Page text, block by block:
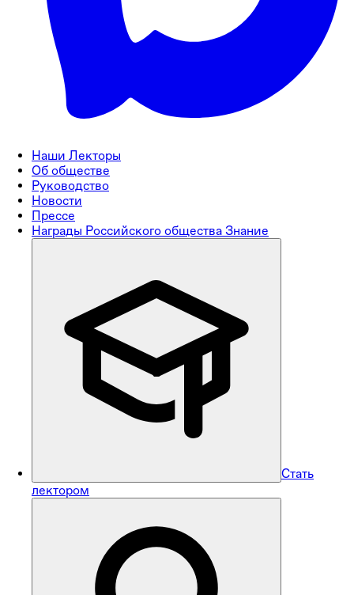
Наши Лекторы
Об обществе
Руководство
Новости
Прессе
Награды Российского общества Знание
Стать
лектором